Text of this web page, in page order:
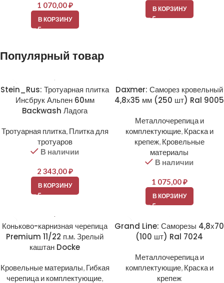
1 070,00₽
В КОРЗИНУ
В КОРЗИНУ
Популярный товар
Stein_Rus: Тротуарная плитка
Инсбрук Альпен 60мм
Backwash Ладога
Тротуарная плитка, Плитка для
тротуаров
В наличии
2 343,00₽
В КОРЗИНУ
Daxmer: Саморез кровельный
4,8х35 мм (250 шт) Ral 9005
Металлочерепица и
комплектующие, Краска и
крепеж, Кровельные
материалы
В наличии
1 075,00₽
В КОРЗИНУ
Коньково-карнизная черепица
Premium 11/22 п.м. Зрелый
каштан Docke
Кровельные материалы, Гибкая
черепица и комплектующие,
Grand Line: Саморезы 4,8х70
(100 шт) Ral 7024
Металлочерепица и
комплектующие, Краска и
крепеж